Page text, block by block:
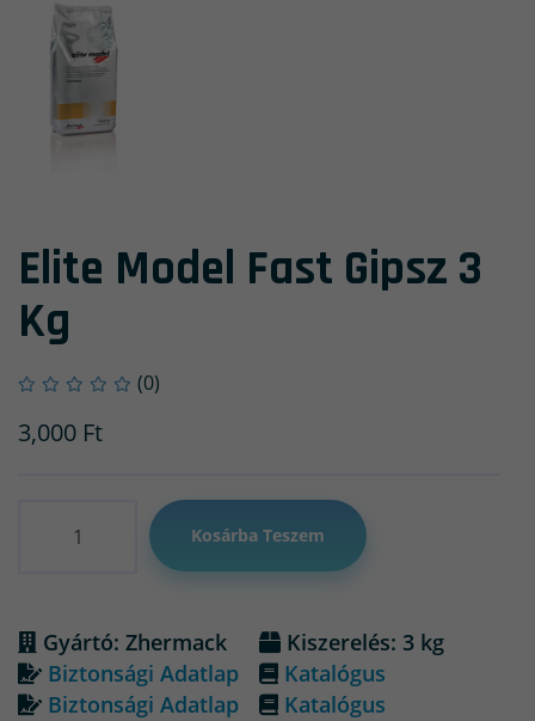
Elite Model Fast Gipsz 3
Kg
(0)
3,000 Ft
Kosárba Teszem
Gyártó: Zhermack
Kiszerelés: 3 kg
Biztonsági Adatlap
Katalógus
Biztonsági Adatlap
Katalógus